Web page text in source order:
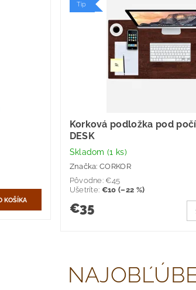
Tip
Korková podložka pod
DESK
Skladom(1 ks)
Značka:CORKOR
Pôvodne:€45
Ušetríte: €10 (–22 %)
€35